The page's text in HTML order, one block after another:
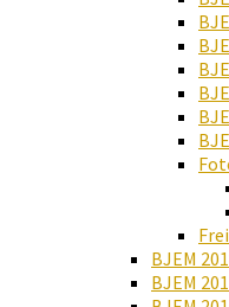
BJEM
BJEM